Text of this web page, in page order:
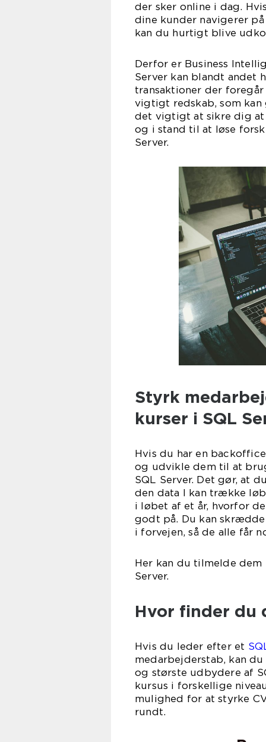
der sker online i dag.
dine kunder navigerer
kan du hurtigt blive
Derfor er Business
Server kan blandt andet
transaktioner der
vigtigt redskab, som
det vigtigt at sikre dig at
og i stand til at løse
Styrk
kurser i SQL
Hvis du har en
og udvikle dem til at
SQL Server. Det gør, at
den data I kan trække
i løbet af et år, hvorfor
godt på. Du kan
i forvejen, så de alle får
Her kan du tilmelde
Hvor finder du
Hvis du leder efter et
medarbejderstab, kan
og største udbydere af
kursus i forskellige
mulighed for at styrke